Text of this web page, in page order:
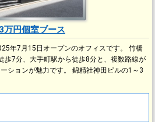
万円個室ブース
年7月15日オープンのオフィスです。 竹橋
歩7分、大手町駅から徒歩8分と、複数路線が
ションが魅力です。 錦精社神田ビルの1～3